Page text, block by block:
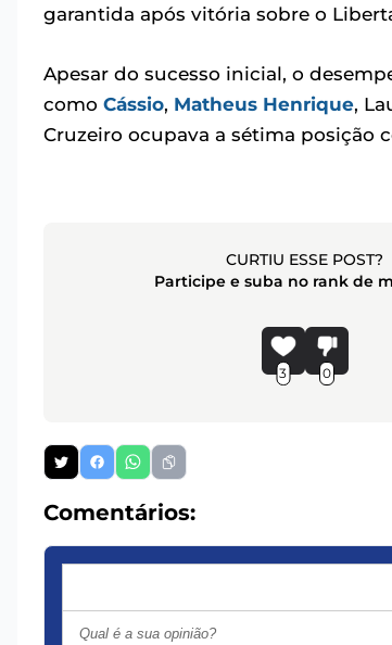
garantida após vitória sobre o
Apesar do sucesso inicial, o
como Cássio, Matheus Henrique,
Cruzeiro ocupava a sétima posição
CURTIU ESSE POST?
Participe e suba no rank de
3 0
Comentários: